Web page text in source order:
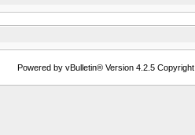
Powered by vBulletin® Version 4.2.5